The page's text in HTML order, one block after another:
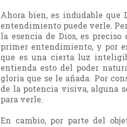
Ahora bien, es indudable
entendimiento puede verle.
la esencia de Dios, es
primer entendimiento, y por
que es una cierta luz
entienda esto del poder
gloria que se le añada. Por
de la potencia visiva, alguna
para verle.
En cambio, por parte del